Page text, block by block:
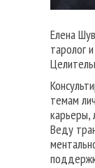
Елена
таролог
темам
карьеры,
Веду